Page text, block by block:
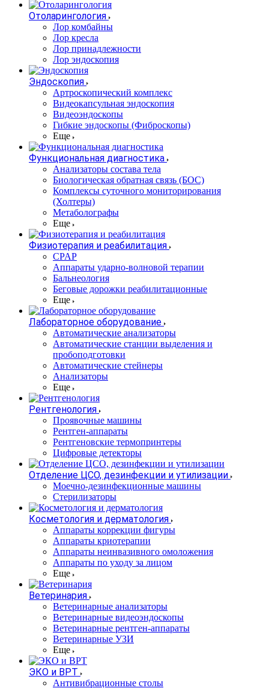
Отоларингология
Лор комбайны
Лор кресла
Лор принадлежности
Лор эндоскопия
Эндоскопия
Артроскопический комплекс
Видеокапсульная эндоскопия
Видеоэндоскопы
Гибкие эндоскопы (Фиброcкопы)
Еще
Функциональная диагностика
Анализаторы состава тела
Биологическая обратная связь (БОС)
Комплексы суточного мониторирования
(Холтеры)
Метаболографы
Еще
Физиотерапия и реабилитация
CPAP
Аппараты ударно-волновой терапии
Бальнеология
Беговые дорожки реабилитационные
Еще
Лабораторное оборудование
Автоматические анализаторы
Автоматические станции выделения и
пробоподготовки
Автоматические стейнеры
Анализаторы
Еще
Рентгенология
Проявочные машины
Рентген-аппараты
Рентгеновские термопринтеры
Цифровые детекторы
Отделение ЦСО, дезинфекции и утилизации
Моечно-дезинфекционные машины
Стерилизаторы
Косметология и дерматология
Аппараты коррекции фигуры
Аппараты криотерапии
Аппараты неинвазивного омоложения
Аппараты по уходу за лицом
Еще
Ветеринария
Ветеринарные анализаторы
Ветеринарные видеоэндоскопы
Ветеринарные рентген-аппараты
Ветеринарные УЗИ
Еще
ЭКО и ВРТ
Антивибрационные столы